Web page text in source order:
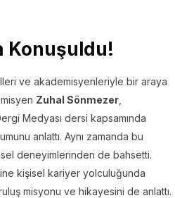
Konuşuldu!
ve akademisyenleriyle bir araya
Zuhal Sönmezer
Medyası dersi kapsamında
anlattı. Aynı zamanda bu
deneyimlerinden de bahsetti.
kişisel kariyer yolculuğunda
misyonu ve hikayesini de anlattı.